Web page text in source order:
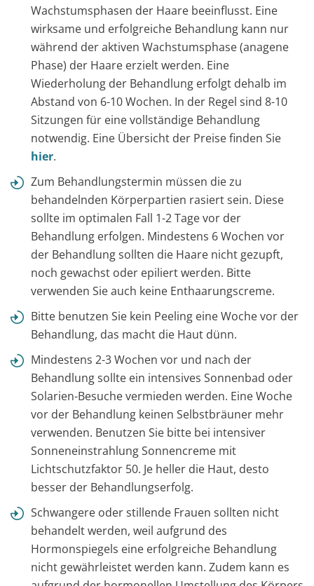
Wachstumsphasen der Haare beeinflusst. Eine
wirksame und erfolgreiche Behandlung kann nur
während der aktiven Wachstumsphase (anagene
Phase) der Haare erzielt werden. Eine
Wiederholung der Behandlung erfolgt dehalb im
Abstand von 6-10 Wochen. In der Regel sind 8-10
Sitzungen für eine vollständige Behandlung
notwendig. Eine Übersicht der Preise finden Sie
hier.
Zum Behandlungstermin müssen die zu
behandelnden Körperpartien rasiert sein. Diese
sollte im optimalen Fall 1-2 Tage vor der
Behandlung erfolgen. Mindestens 6 Wochen vor
der Behandlung sollten die Haare nicht gezupft,
noch gewachst oder epiliert werden. Bitte
verwenden Sie auch keine Enthaarungscreme.
Bitte benutzen Sie kein Peeling eine Woche vor der
Behandlung, das macht die Haut dünn.
Mindestens 2-3 Wochen vor und nach der
Behandlung sollte ein intensives Sonnenbad oder
Solarien-Besuche vermieden werden. Eine Woche
vor der Behandlung keinen Selbstbräuner mehr
verwenden. Benutzen Sie bitte bei intensiver
Sonneneinstrahlung Sonnencreme mit
Lichtschutzfaktor 50. Je heller die Haut, desto
besser der Behandlungserfolg.
Schwangere oder stillende Frauen sollten nicht
behandelt werden, weil aufgrund des
Hormonspiegels eine erfolgreiche Behandlung
nicht gewährleistet werden kann. Zudem kann es